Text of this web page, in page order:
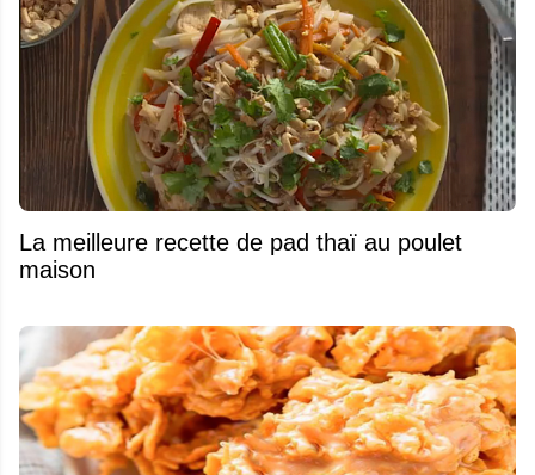
La meilleure recette de pad thaï au poulet
maison